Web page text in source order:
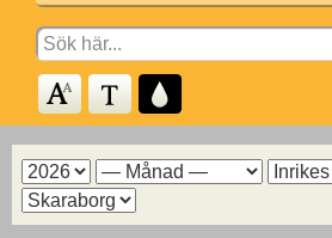
Search
for:
Arkiv
för
år
Arkiv
för
månad
Arkiv
ämne